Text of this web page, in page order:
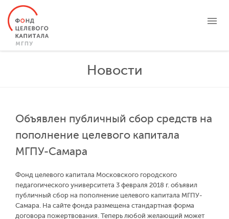
ЦЕЛЕВЫЕ КАПИТАЛЫ
НОВОСТИ
КОНТАКТЫ
Новости
Объявлен публичный сбор средств на
пополнение целевого капитала
МГПУ-Самара
Фонд целевого капитала Московского городского
педагогического университета 3 февраля 2018 г. объявил
публичный сбор на пополнение целевого капитала МГПУ-
Самара. На сайте фонда размещена стандартная форма
договора пожертвования. Теперь любой желающий может